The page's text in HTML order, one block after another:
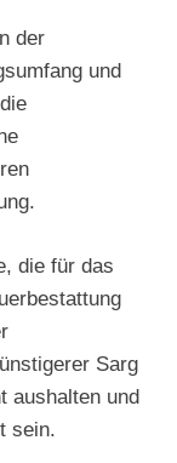
der
und
die für das
Sarg
aushalten und
sein.